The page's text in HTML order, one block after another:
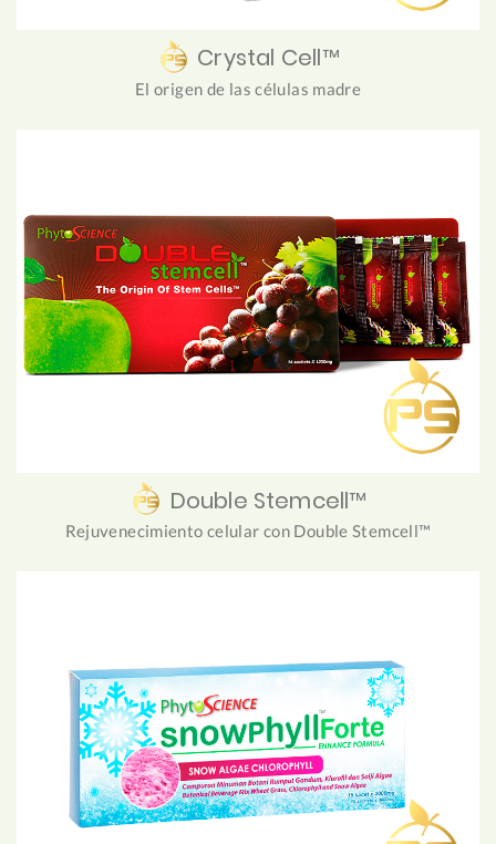
Crystal Cell™
El origen de las células madre
Double Stemcell™
Rejuvenecimiento celular con Double Stemcell™